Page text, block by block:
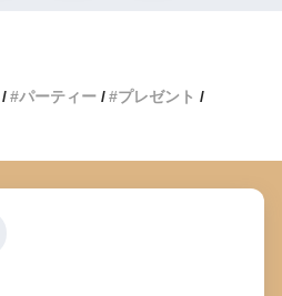
パーティー
プレゼント